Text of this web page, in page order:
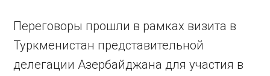
Переговоры прошли в рамках визита в
Туркменистан представительной
делегации Азербайджана для участия в